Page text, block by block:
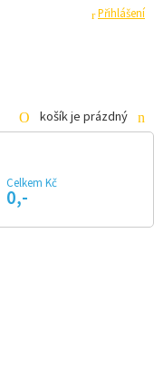
Přihlášení
košík je prázdný
Celkem Kč
0,-